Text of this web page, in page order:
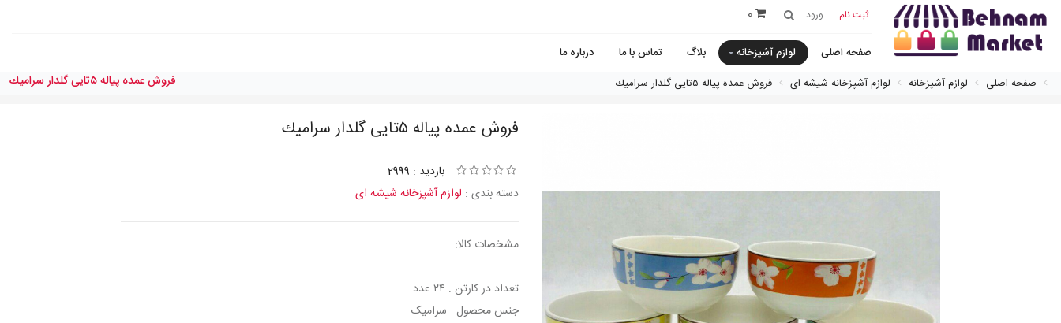
ثبت نام ورود 0
صفحه اصلی لوازم آشپزخانه بلاگ تماس با ما
درباره ما
صفحه اصلی
لوازم آشپزخانه لوازم آشپزخانه شیشه ای فروش عمده پياله ٥تايی گلدار سراميك فروش عمده پياله ٥تايی گلدار سراميك
فروش عمده پياله ٥تايی گلدار سراميك
بازدید : 2999
دسته بندی : لوازم آشپزخانه شیشه ای
مشخصات کالا:
تعداد در کارتن : ۲۴ عدد
جنس محصول : سرامیک